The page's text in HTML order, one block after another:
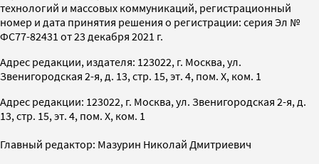
технологий и массовых коммуникаций, регистрационный
номер и дата принятия решения о регистрации: серия Эл №
ФС77-82431 от 23 декабря 2021 г.
Адрес редакции, издателя: 123022, г. Москва, ул.
Звенигородская 2-я, д. 13, стр. 15, эт. 4, пом. X, ком. 1
Адрес редакции: 123022, г. Москва, ул. Звенигородская 2-я, д.
13, стр. 15, эт. 4, пом. X, ком. 1
Главный редактор: Мазурин Николай Дмитриевич